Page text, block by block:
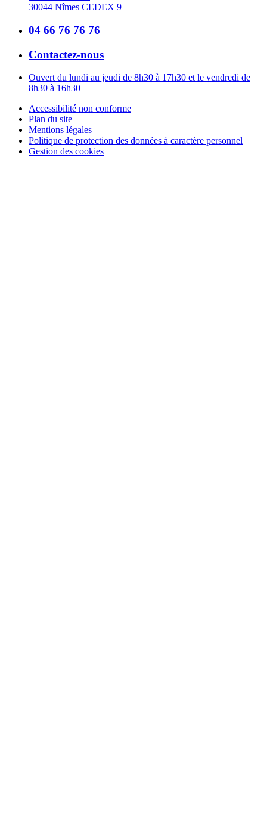
30044 Nîmes CEDEX 9
04 66 76 76 76
Contactez-nous
Ouvert du lundi au jeudi de 8h30 à 17h30 et le vendredi de
8h30 à 16h30
Accessibilité non conforme
Plan du site
Mentions légales
Politique de protection des données à caractère personnel
Gestion des cookies